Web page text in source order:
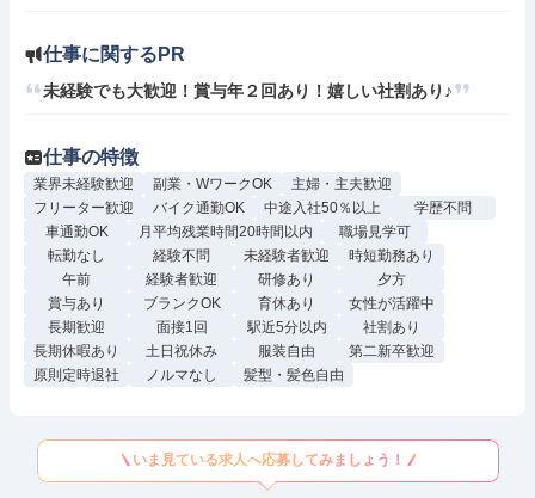
仕事に関するPR
未経験でも大歓迎！賞与年２回あり！嬉しい社割あり♪
仕事の特徴
業界未経験歓迎 副業・WワークOK
主婦・主夫歓迎
フリーター歓迎
バイク通勤OK 中途入社50％以上
学歴不問
車通勤OK
月平均残業時間20時間以内
職場見学可
転勤なし
経験不問 未経験者歓迎
時短勤務あり
午前
経験者歓迎 研修あり
夕方
賞与あり
ブランクOK 育休あり
女性が活躍中
長期歓迎
面接1回 駅近5分以内
社割あり
長期休暇あり
土日祝休み 服装自由
第二新卒歓迎
原則定時退社
ノルマなし 髪型・髪色自由
いま見ている求人へ応募してみましょう！